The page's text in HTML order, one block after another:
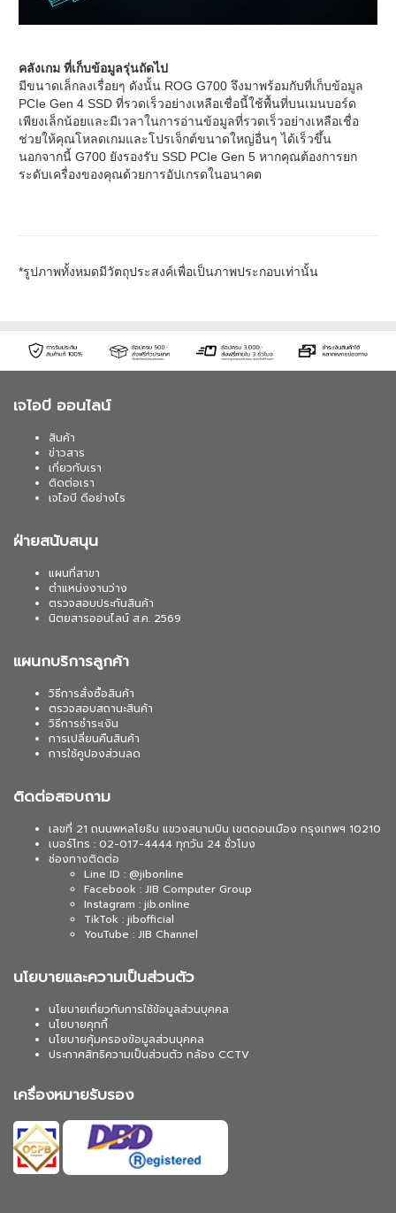
คลังเกม ที่เก็บข้อมูลรุ่นถัดไป
มีขนาดเล็กลงเรื่อยๆ ดังนั้น ROG G700 จึงมาพร้อมกับที่เก็บข้อมูล
PCIe Gen 4 SSD ที่รวดเร็วอย่างเหลือเชื่อนี้ใช้พื้นที่บนเมนบอร์ด
เพียงเล็กน้อยและมีเวลาในการอ่านข้อมูลที่รวดเร็วอย่างเหลือเชื่อ
ช่วยให้คุณโหลดเกมและโปรเจ็กต์ขนาดใหญ่อื่นๆ ได้เร็วขึ้น
นอกจากนี้ G700 ยังรองรับ SSD PCIe Gen 5 หากคุณต้องการยก
ระดับเครื่องของคุณด้วยการอัปเกรดในอนาคต
*รูปภาพทั้งหมดมีวัตถุประสงค์เพื่อเป็นภาพประกอบเท่านั้น
เจไอบี ออนไลน์
สินค้า
ข่าวสาร
เกี่ยวกับเรา
ติดต่อเรา
เจไอบี ดีอย่างไร
ฝ่ายสนับสนุน
แผนที่สาขา
ตำแหน่งงานว่าง
ตรวจสอบประกันสินค้า
นิตยสารออนไลน์ ส.ค. 2569
แผนกบริการลูกค้า
วิธีการสั่งซื้อสินค้า
ตรวจสอบสถานะสินค้า
วิธีการชำระเงิน
การเปลี่ยนคืนสินค้า
การใช้คูปองส่วนลด
ติดต่อสอบถาม
เลขที่ 21 ถนนพหลโยธิน แขวงสนามบิน เขตดอนเมือง กรุงเทพฯ 10210
เบอร์โทร : 02-017-4444 ทุกวัน 24 ชั่วโมง
ช่องทางติดต่อ
Line ID : @jibonline
Facebook : JIB Computer Group
Instagram : jib.online
TikTok : jibofficial
YouTube : JIB Channel
นโยบายและความเป็นส่วนตัว
นโยบายเกี่ยวกับการใช้ข้อมูลส่วนบุคคล
นโยบายคุกกี้
นโยบายคุ้มครองข้อมูลส่วนบุคคล
ประกาศสิทธิความเป็นส่วนตัว กล้อง CCTV
เครื่องหมายรับรอง